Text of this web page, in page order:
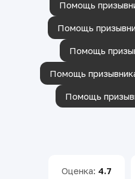
Помощь
Помощь
Помощь
Помощь
Помощь
Оценка: 4.7